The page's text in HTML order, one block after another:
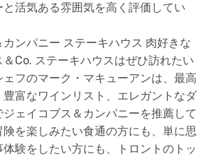
活気ある雰囲気を高く評価してい
カンパニー ステーキハウス 肉好きな
＆Co. ステーキハウスはぜひ訪れたい
フのマーク・マキューアンは、最高
富なワインリスト、エレガントなダ
ェイコブス＆カンパニーを推薦して
を楽しみたい食通の方にも、単に思
験をしたい方にも、トロントのトッ